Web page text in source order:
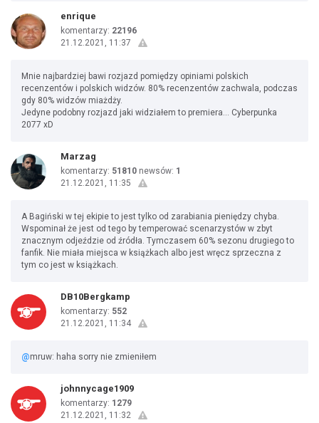
enrique
komentarzy: 22196
21.12.2021, 11:37
Mnie najbardziej bawi rozjazd pomiędzy opiniami polskich
recenzentów i polskich widzów. 80% recenzentów zachwala, podczas
gdy 80% widzów miażdży.
Jedyne podobny rozjazd jaki widziałem to premiera... Cyberpunka
2077 xD
Marzag
komentarzy: 51810 newsów: 1
21.12.2021, 11:35
A Bagiński w tej ekipie to jest tylko od zarabiania pieniędzy chyba.
Wspominał że jest od tego by temperować scenarzystów w zbyt
znacznym odjeździe od źródła. Tymczasem 60% sezonu drugiego to
fanfik. Nie miała miejsca w książkach albo jest wręcz sprzeczna z
tym co jest w książkach.
DB10Bergkamp
komentarzy: 552
21.12.2021, 11:34
@mruw: haha sorry nie zmieniłem
johnnycage1909
komentarzy: 1279
21.12.2021, 11:32